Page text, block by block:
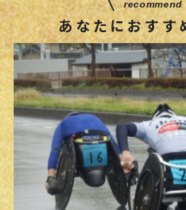
recommend
あなたにおすす